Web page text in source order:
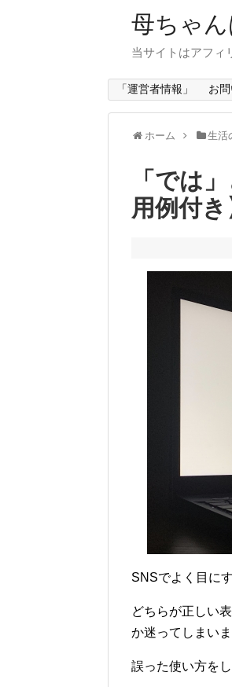
母ちゃ
当サイトはアフィ
「運営者情報」 お
ホーム 生活
「では
用例付き
SNSでよく目に
どちらが正しい
か迷ってしまいま
誤った使い方を